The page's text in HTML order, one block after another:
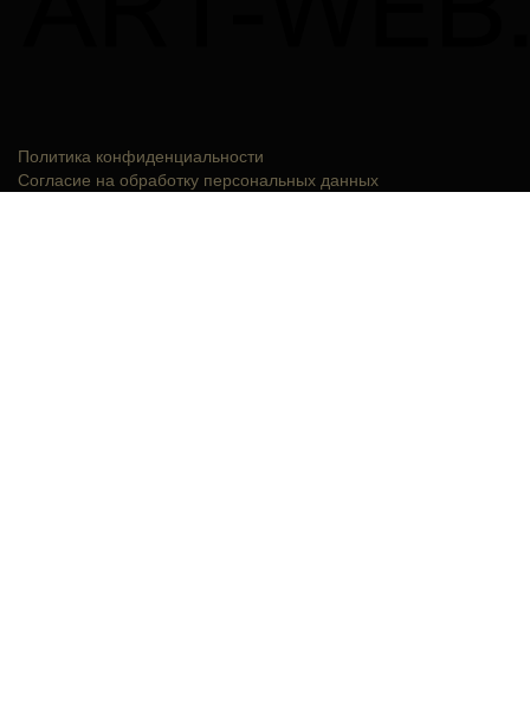
Политика конфиденциальности
Согласие на обработку персональных данных